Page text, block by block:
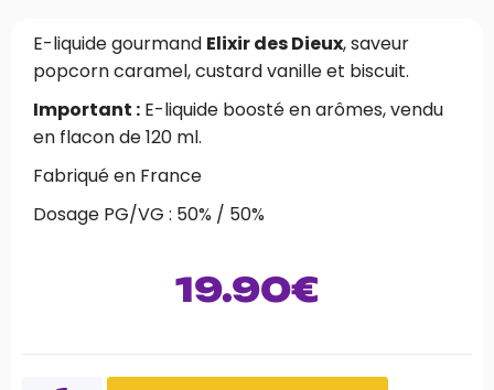
E-liquide gourmand Elixir des Dieux, saveur
popcorn caramel, custard vanille et biscuit.
Important : E-liquide boosté en arômes, vendu
en flacon de 120 ml.
Fabriqué en France
Dosage PG/VG : 50% / 50%
19.90€